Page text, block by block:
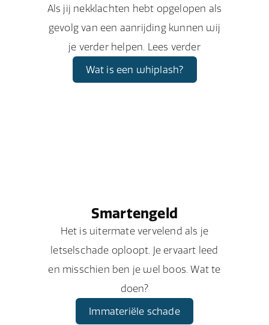
Als jij nekklachten hebt opgelopen als
gevolg van een aanrijding kunnen wij
je verder helpen. Lees verder
Wat is een whiplash?
Smartengeld
Het is uitermate vervelend als je
letselschade oploopt. Je ervaart leed
en misschien ben je wel boos. Wat te
doen?
Immateriële schade